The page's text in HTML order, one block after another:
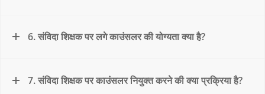
6. संविदा शिक्षक पर लगे काउंसलर की योग्यता क्या है?
7. संविदा शिक्षक पर काउंसलर नियुक्त करने की क्या प्रक्रिया है?